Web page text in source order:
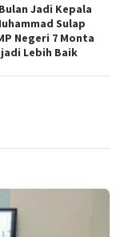
Jadi Kepala
Sulap
Negeri 7 Monta
Lebih Baik